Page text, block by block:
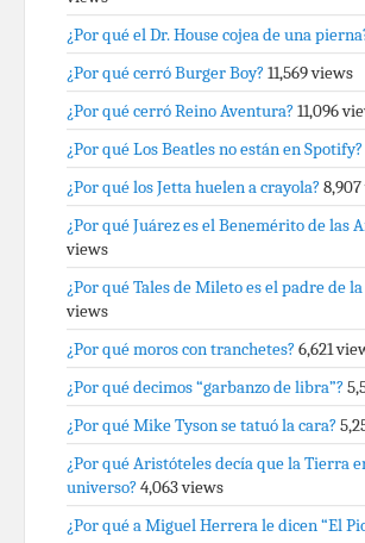
¿Por qué el Dr. House cojea de una
¿Por qué cerró Burger Boy? 11,569 views
¿Por qué cerró Reino Aventura? 11,096
¿Por qué Los Beatles no están en Spotify?
¿Por qué los Jetta huelen a crayola?
¿Por qué Juárez es el Benemérito de las
views
¿Por qué Tales de Mileto es el padre de
views
¿Por qué moros con tranchetes? 6,621
¿Por qué decimos “garbanzo de libra”?
¿Por qué Mike Tyson se tatuó la cara?
¿Por qué Aristóteles decía que la Tierra
universo? 4,063 views
¿Por qué a Miguel Herrera le dicen “El